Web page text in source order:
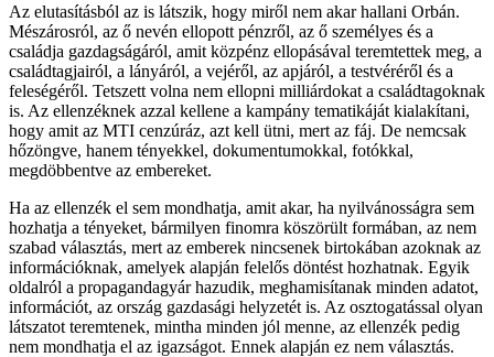
Az elutasításból az is látszik, hogy miről nem akar hallani Orbán.
Mészárosról, az ő nevén ellopott pénzről, az ő személyes és a
családja gazdagságáról, amit közpénz ellopásával teremtettek meg, a
családtagjairól, a lányáról, a vejéről, az apjáról, a testvéréről és a
feleségéről. Tetszett volna nem ellopni milliárdokat a családtagoknak
is. Az ellenzéknek azzal kellene a kampány tematikáját kialakítani,
hogy amit az MTI cenzúráz, azt kell ütni, mert az fáj. De nemcsak
hőzöngve, hanem tényekkel, dokumentumokkal, fotókkal,
megdöbbentve az embereket.
Ha az ellenzék el sem mondhatja, amit akar, ha nyilvánosságra sem
hozhatja a tényeket, bármilyen finomra köszörült formában, az nem
szabad választás, mert az emberek nincsenek birtokában azoknak az
információknak, amelyek alapján felelős döntést hozhatnak. Egyik
oldalról a propagandagyár hazudik, meghamisítanak minden adatot,
információt, az ország gazdasági helyzetét is. Az osztogatással olyan
látszatot teremtenek, mintha minden jól menne, az ellenzék pedig
nem mondhatja el az igazságot. Ennek alapján ez nem választás.